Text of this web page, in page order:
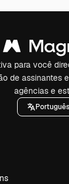
para você
de assinantes
agências e
Português